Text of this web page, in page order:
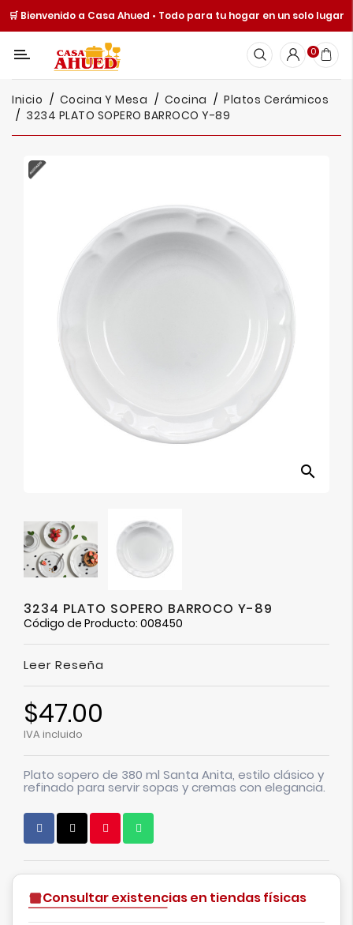
🛒 Bienvenido a Casa Ahued • Todo para tu hogar en un solo lugar
Categoría
Cocina
Y
Mesa
Hogar
0
Inicio Cocina Y Mesa Cocina
Platos Cerámicos
3234 PLATO SOPERO BARROCO Y-89
search
3234 PLATO SOPERO BARROCO Y-89
Código de Producto: 008450
Leer Reseña
$47.00
IVA incluido
Plato sopero de 380 ml Santa Anita, estilo clásico y
refinado para servir sopas y cremas con elegancia.
Consultar existencias en tiendas físicas